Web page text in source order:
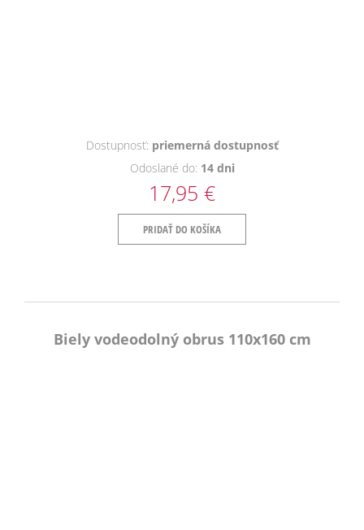
Dostupnosť: priemerná dostupnosť
Odoslané do: 14 dni
17,95 €
PRIDAŤ DO KOŠÍKA
Biely vodeodolný obrus 110x160 cm